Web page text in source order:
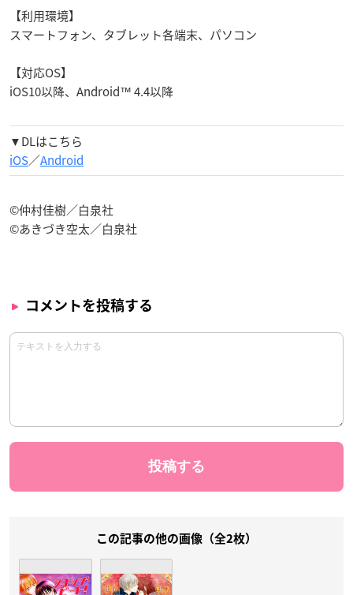
【利用環境】
スマートフォン、タブレット各端末、パソコン
【対応OS】
iOS10以降、Android™ 4.4以降
▼DLはこちら
iOS／Android
©仲村佳樹／白泉社
©あきづき空太／白泉社
コメントを投稿する
この記事の他の画像（全2枚）